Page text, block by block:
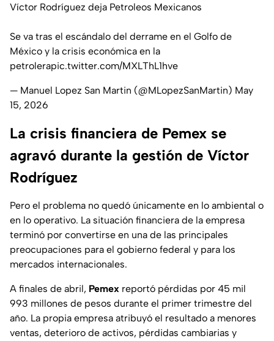
Víctor Rodríguez deja Petroleos Mexicanos
Se va tras el escándalo del derrame en el Golfo de
México y la crisis económica en la
petrolerapic.twitter.com/MXLThL1hve
— Manuel Lopez San Martin (@MLopezSanMartin) May
15, 2026
La crisis financiera de Pemex se
agravó durante la gestión de Víctor
Rodríguez
Pero el problema no quedó únicamente en lo ambiental o
en lo operativo. La situación financiera de la empresa
terminó por convertirse en una de las principales
preocupaciones para el gobierno federal y para los
mercados internacionales.
A finales de abril, Pemex reportó pérdidas por 45 mil
993 millones de pesos durante el primer trimestre del
año. La propia empresa atribuyó el resultado a menores
ventas, deterioro de activos, pérdidas cambiarias y